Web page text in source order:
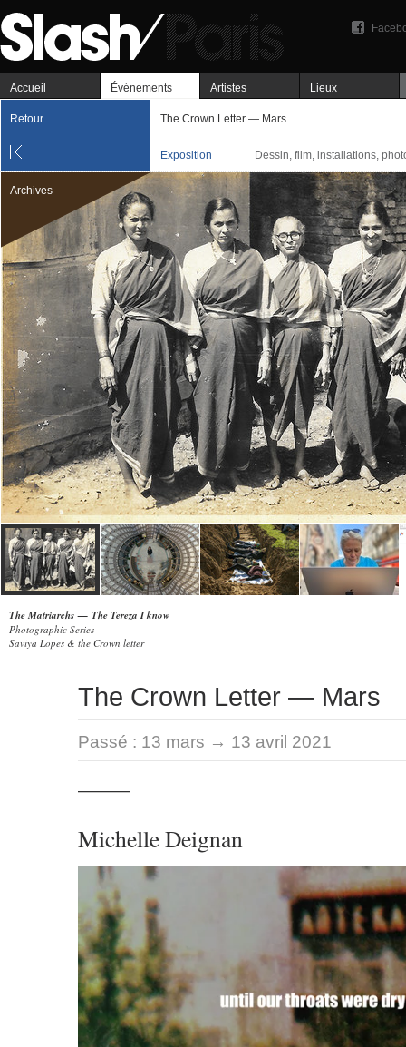
Accueil Événements Artistes Lieux
Retour The Crown Letter — Mars
Exposition Dessin, film, installations,
Archives
The Matriarchs — The Tereza I know
Photographic Series
Saviya Lopes & the Crown letter
The Crown Letter — Mars
Passé : 13 mars → 13 avril 2021
———
Michelle Deignan